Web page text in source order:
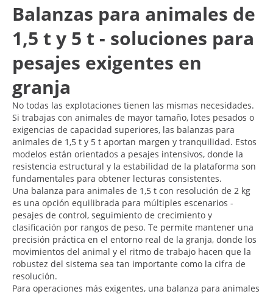
Balanzas para animales de
1,5 t y 5 t - soluciones para
pesajes exigentes en
granja
No todas las explotaciones tienen las mismas necesidades.
Si trabajas con animales de mayor tamaño, lotes pesados o
exigencias de capacidad superiores, las balanzas para
animales de 1,5 t y 5 t aportan margen y tranquilidad. Estos
modelos están orientados a pesajes intensivos, donde la
resistencia estructural y la estabilidad de la plataforma son
fundamentales para obtener lecturas consistentes.
Una balanza para animales de 1,5 t con resolución de 2 kg
es una opción equilibrada para múltiples escenarios -
pesajes de control, seguimiento de crecimiento y
clasificación por rangos de peso. Te permite mantener una
precisión práctica en el entorno real de la granja, donde los
movimientos del animal y el ritmo de trabajo hacen que la
robustez del sistema sea tan importante como la cifra de
resolución.
Para operaciones más exigentes, una balanza para animales